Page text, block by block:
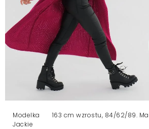
Modelka
Jackie
163 cm wzrostu, 84/62/89.